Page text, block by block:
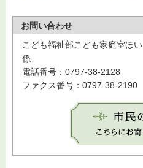
お問い合わせ
こども福祉部こども家庭室ほ
係
電話番号：0797-38-2128
ファクス番号：0797-38-2190